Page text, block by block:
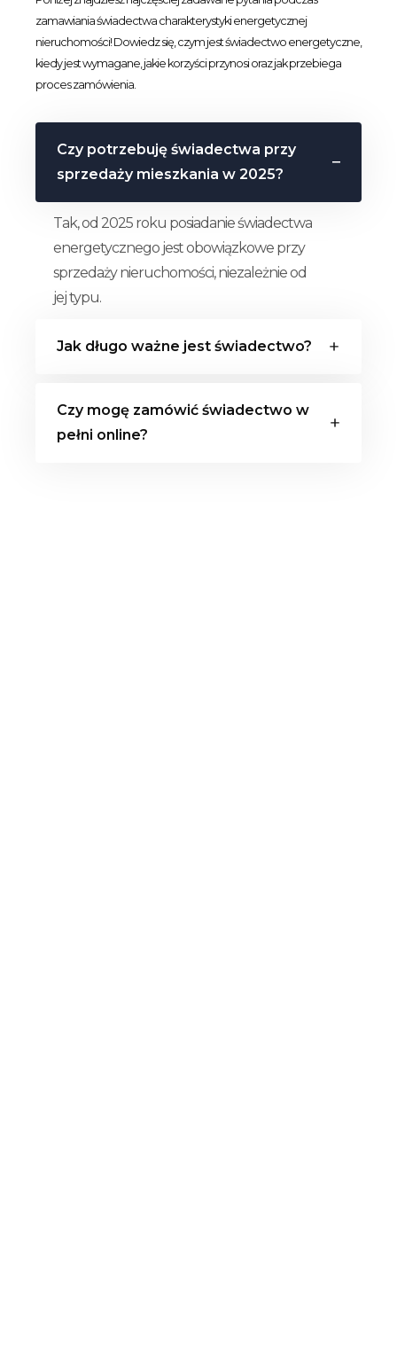
zamawiania świadectwa charakterystyki energetycznej
nieruchomości! Dowiedz się, czym jest świadectwo energetyczne,
kiedy jest wymagane, jakie korzyści przynosi oraz jak przebiega
proces zamówienia.
Czy potrzebuję świadectwa przy
sprzedaży mieszkania w 2025?
Tak, od 2025 roku posiadanie świadectwa
energetycznego jest obowiązkowe przy
sprzedaży nieruchomości, niezależnie od
jej typu.
Jak długo ważne jest świadectwo?
przez 10 lat od daty jego wystawienia, po
czym wymaga odnowienia.
Czy mogę zamówić świadectwo w
pełni online?